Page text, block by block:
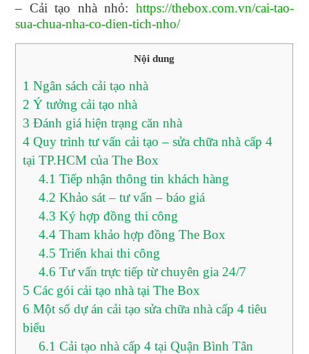
– Cải tạo nhà nhỏ: https://thebox.com.vn/cai-tao-
sua-chua-nha-co-dien-tich-nho/
Nội dung
1 Ngân sách cải tạo nhà
2 Ý tưởng cải tạo nhà
3 Đánh giá hiện trạng căn nhà
4 Quy trình tư vấn cải tạo – sửa chữa nhà cấp 4
tại TP.HCM của The Box
4.1 Tiếp nhận thông tin khách hàng
4.2 Khảo sát – tư vấn – báo giá
4.3 Ký hợp đồng thi công
4.4 Tham khảo hợp đồng The Box
4.5 Triển khai thi công
4.6 Tư vấn trực tiếp từ chuyên gia 24/7
5 Các gói cải tạo nhà tại The Box
6 Một số dự án cải tạo sửa chữa nhà cấp 4 tiêu
biểu
6.1 Cải tạo nhà cấp 4 tại Quận Bình Tân